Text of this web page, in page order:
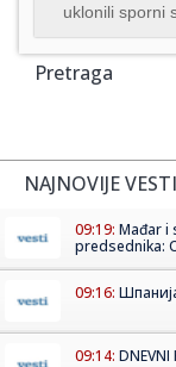
uklonili sporni
Pretraga
NAJNOVIJE VESTI
09:19: Mađar i
predsednika:
09:16:
09:14: